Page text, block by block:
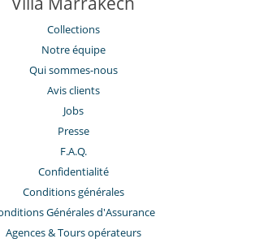
Collections
Notre équipe
Qui sommes-nous
Avis clients
Jobs
Presse
F.A.Q.
Confidentialité
Conditions générales
Générales d'Assurance
​Agences & Tours opérateurs